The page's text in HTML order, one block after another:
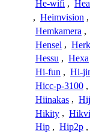
He-wifi ,
, Heimvision ,
Hemkamera ,
Hensel ,
Hessu , Hexa
Hi-fun , Hi-
Hicc-p-3100 ,
Hiinakas ,
Hikity ,
Hip , Hip2p ,